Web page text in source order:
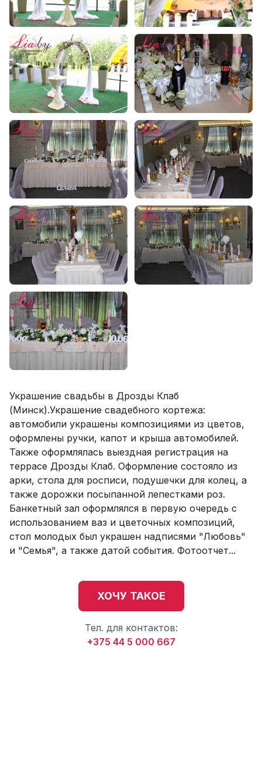
Украшение свадьбы в Дрозды Клаб
(Минск).Украшение свадебного кортежа:
автомобили украшены композициями из цветов,
оформлены ручки, капот и крыша автомобилей.
Также оформлялась выездная регистрация на
террасе Дрозды Клаб. Оформление состояло из
арки, стола для росписи, подушечки для колец, а
также дорожки посыпанной лепестками роз.
Банкетный зал оформлялся в первую очередь с
использованием ваз и цветочных композиций,
стол молодых был украшен надписями "Любовь"
и "Семья", а также датой события. Фотоотчет...
ХОЧУ ТАКОЕ
Тел. для контактов:
+375 44 5 000 667